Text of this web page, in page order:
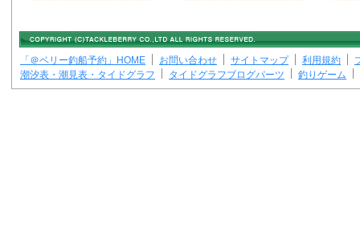
「＠ベリー釣船予約」HOME お問い合わせ サイトマップ 利用規約
潮汐表・潮見表・タイドグラフ
タイドグラフブログパーツ 釣りゲーム